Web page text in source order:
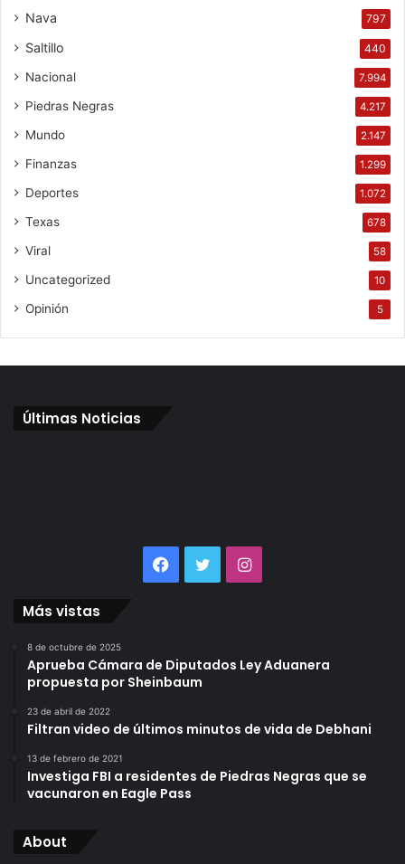
Nava 797
Saltillo 440
Nacional 7.994
Piedras Negras 4.217
Mundo 2.147
Finanzas 1.299
Deportes 1.072
Texas 678
Viral 58
Uncategorized 10
Opinión 5
Últimas Noticias
Facebook
TwitterInstagram
Más vistas
8 de octubre de 2025
Aprueba Cámara de Diputados Ley Aduanera
propuesta por Sheinbaum
23 de abril de 2022
Filtran video de últimos minutos de vida de Debhani
13 de febrero de 2021
Investiga FBI a residentes de Piedras Negras que se
vacunaron en Eagle Pass
About